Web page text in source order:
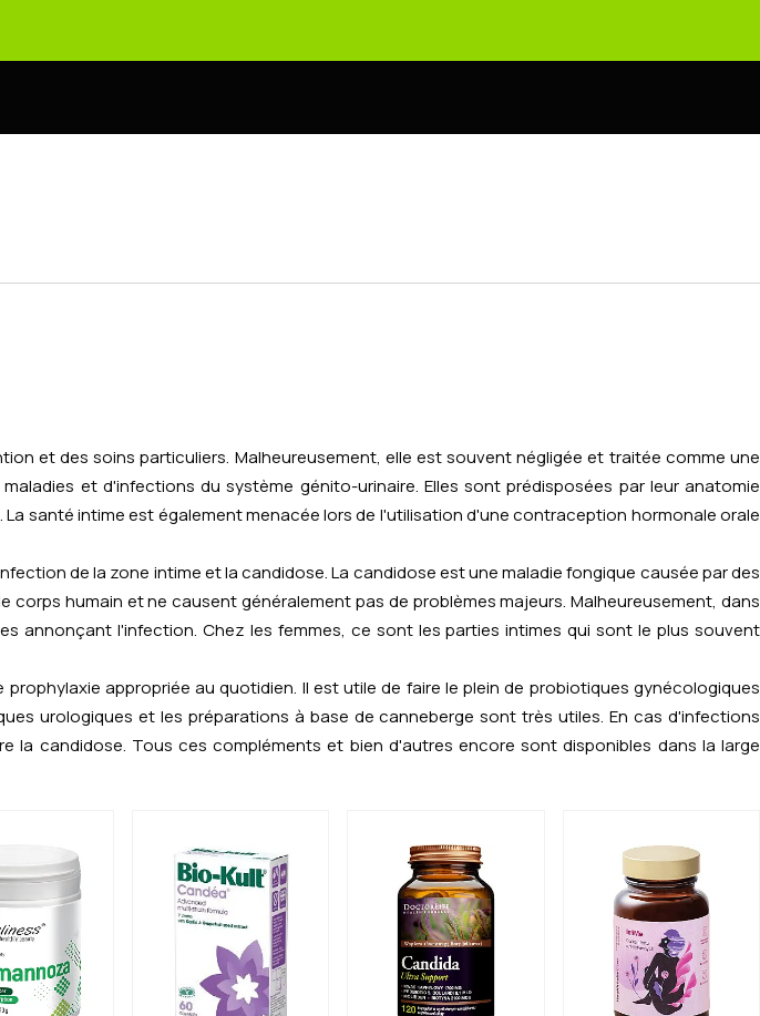
et des soins particuliers. Malheureusement, elle est souvent négligée et traitée comme une
et d'infections du système génito-urinaire. Elles sont prédisposées par leur anatomie
santé intime est également menacée lors de l'utilisation d'une contraception hormonale orale
de la zone intime et la candidose. La candidose est une maladie fongique causée par des
corps humain et ne causent généralement pas de problèmes majeurs. Malheureusement, dans
annonçant l'infection. Chez les femmes, ce sont les parties intimes qui sont le plus souvent
appropriée au quotidien. Il est utile de faire le plein de probiotiques gynécologiques
urologiques et les préparations à base de canneberge sont très utiles. En cas d'infections
la candidose. Tous ces compléments et bien d'autres encore sont disponibles dans la large